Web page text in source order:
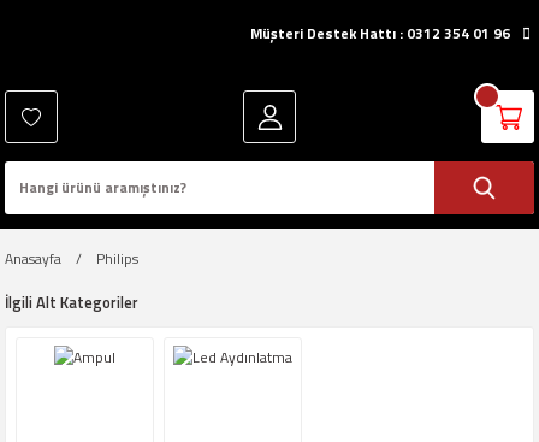
Müşteri Destek Hattı : 0312 354 01 96
Anasayfa Philips
İlgili Alt Kategoriler